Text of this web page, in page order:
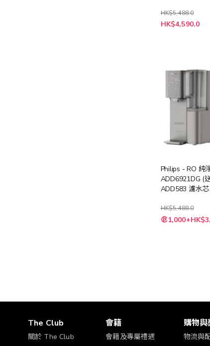
HK$5,488.0
特
殊
HK$4,590.0
Philips - RO 純
ADD6921DG (
ADD583 濾水
HK$5,488.0
特
殊
The Club
關於 The Club
會籍
會籍及專屬禮遇
購物與
物流與